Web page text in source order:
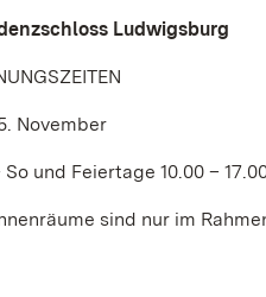
Ludwigsburg
November
So und Feiertage 10.00 –
sind nur im